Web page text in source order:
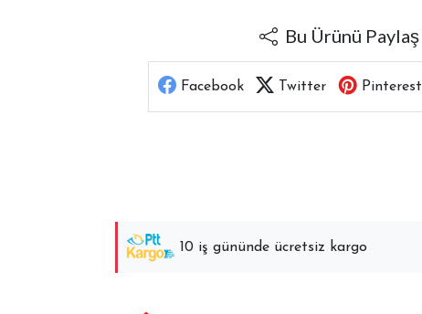
Bu Ürünü Paylaş
Facebook Twitter Pinterest
10 iş gününde ücretsiz kargo